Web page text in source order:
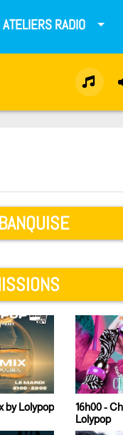
ATELIERS RADIO
by Lolypop
16h00 -
Lolypop